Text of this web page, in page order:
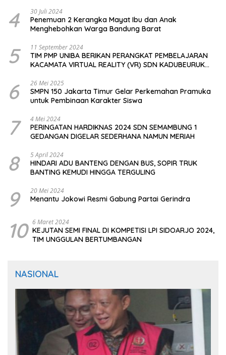
4 30 Juli 2024
Penemuan 2 Kerangka Mayat Ibu dan Anak
Menghebohkan Warga Bandung Barat
5 11 September 2024
TIM PMP UNIBA BERIKAN PERANGKAT PEMBELAJARAN
KACAMATA VIRTUAL REALITY (VR) SDN KADUBEURUK
6 26 Mei 2025
SMPN 150 Jakarta Timur Gelar Perkemahan Pramuka
untuk Pembinaan Karakter Siswa
7 4 Mei 2024
PERINGATAN HARDIKNAS 2024 SDN SEMAMBUNG 1
GEDANGAN DIGELAR SEDERHANA NAMUN MERIAH
8 5 April 2024
HINDARI ADU BANTENG DENGAN BUS, SOPIR TRUK
BANTING KEMUDI HINGGA TERGULING
9 20 Mei 2024
Menantu Jokowi Resmi Gabung Partai Gerindra
10 6 Maret 2024
KEJUTAN SEMI FINAL DI KOMPETISI LPI SIDOARJO 2024,
TIM UNGGULAN BERTUMBANGAN
NASIONAL